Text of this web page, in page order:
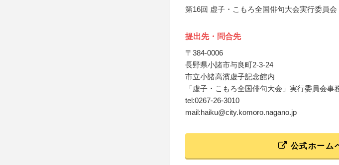
第16回 虚子・こもろ全国俳句大会実行委員会
提出先・問合先
〒384-0006
長野県小諸市与良町2-3-24
市立小諸高濱虚子記念館内
「虚子・こもろ全国俳句大会」実行委員会事
tel:0267-26-3010
mail:haiku@city.komoro.nagano.jp
公式ホーム